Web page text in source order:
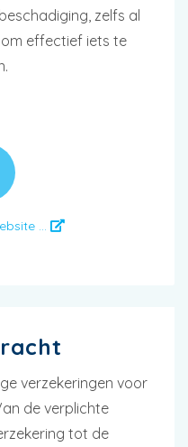
zelfs al
effectief iets te
...
verzekeringen voor
de verplichte
tot de